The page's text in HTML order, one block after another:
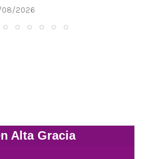
08/2026
Alta Gracia